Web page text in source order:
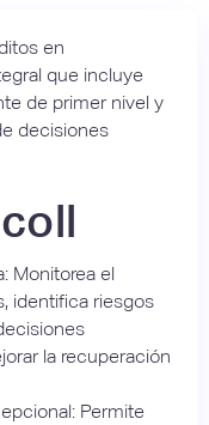
en
que incluye
de primer nivel y
decisiones
Monitorea el
identifica riesgos
la recuperación
Permite